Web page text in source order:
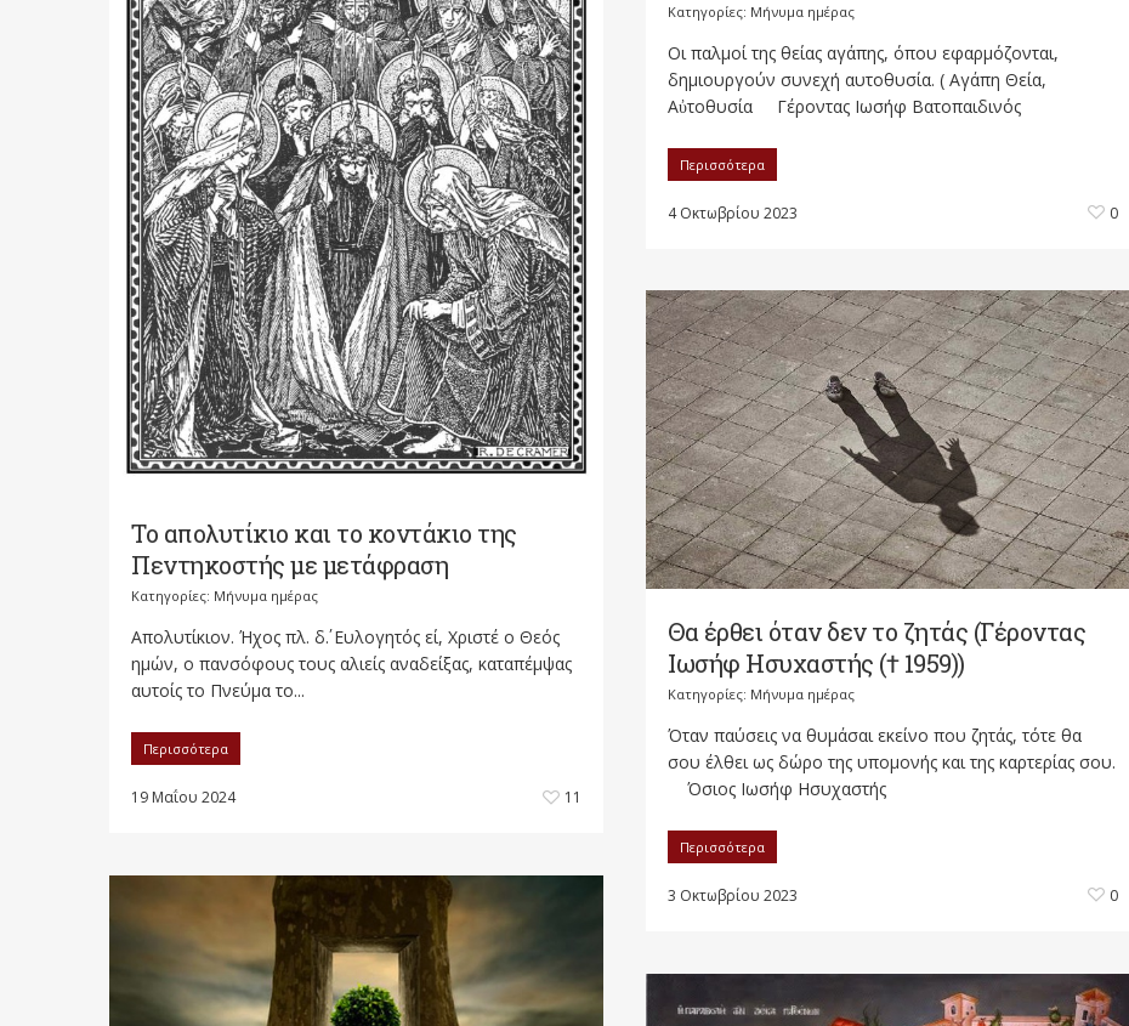
Το απολυτίκιο και το κοντάκιο της
Πεντηκοστής με μετάφραση
Κατηγορίες: Μήνυμα ημέρας
Απολυτίκιον. Ήχος πλ. δ΄. Ευλογητός εί, Χριστέ ο Θεός
ημών, ο πανσόφους τους αλιείς αναδείξας, καταπέμψας
αυτοίς το Πνεύμα το...
Περισσότερα
19 Μαΐου 2024 11
Κατηγορίες: Μήνυμα ημέρας
Οι παλμοί της θείας αγάπης, όπου εφαρμόζονται,
δημιουργούν συνεχή αυτοθυσία. ( Αγάπη Θεία,
Αὐτοθυσία Γέροντας Ιωσήφ Βατοπαιδινός
Περισσότερα
4 Οκτωβρίου 2023 0
Θα έρθει όταν δεν το ζητάς (Γέροντας
Ιωσήφ Ησυχαστής († 1959))
Κατηγορίες: Μήνυμα ημέρας
Όταν παύσεις να θυμάσαι εκείνο που ζητάς, τότε θα
σου έλθει ως δώρο της υπομονής και της καρτερίας σου.
Όσιος Ιωσήφ Ησυχαστής
Περισσότερα
3 Οκτωβρίου 2023 0